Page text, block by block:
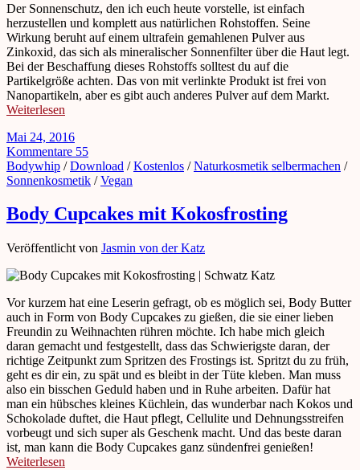
Der Sonnenschutz, den ich euch heute vorstelle, ist einfach
herzustellen und komplett aus natürlichen Rohstoffen. Seine
Wirkung beruht auf einem ultrafein gemahlenen Pulver aus
Zinkoxid, das sich als mineralischer Sonnenfilter über die Haut legt.
Bei der Beschaffung dieses Rohstoffs solltest du auf die
Partikelgröße achten. Das von mit verlinkte Produkt ist frei von
Nanopartikeln, aber es gibt auch anderes Pulver auf dem Markt.
Weiterlesen
Mai 24, 2016
Kommentare 55
Bodywhip /Download /Kostenlos /Naturkosmetik selbermachen /
Sonnenkosmetik /Vegan
Body Cupcakes mit Kokosfrosting
Veröffentlicht von Jasmin von der Katz
Vor kurzem hat eine Leserin gefragt, ob es möglich sei, Body Butter
auch in Form von Body Cupcakes zu gießen, die sie einer lieben
Freundin zu Weihnachten rühren möchte. Ich habe mich gleich
daran gemacht und festgestellt, dass das Schwierigste daran, der
richtige Zeitpunkt zum Spritzen des Frostings ist. Spritzt du zu früh,
geht es dir ein, zu spät und es bleibt in der Tüte kleben. Man muss
also ein bisschen Geduld haben und in Ruhe arbeiten. Dafür hat
man ein hübsches kleines Küchlein, das wunderbar nach Kokos und
Schokolade duftet, die Haut pflegt, Cellulite und Dehnungsstreifen
vorbeugt und sich super als Geschenk macht. Und das beste daran
ist, man kann die Body Cupcakes ganz sündenfrei genießen!
Weiterlesen